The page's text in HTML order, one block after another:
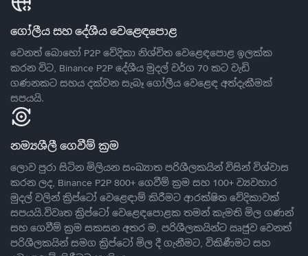
ගෝලීය සහ දේශීය වෙළෙඳපොළ
වෙනත් බොහෝ P2P වේදිකා නිශ්චිත වෙළෙඳපොළ ඉලක්ක
කරන විට, Binance P2P දේශීය මුදල් වර්ග 70 කට වැඩි
ගණනකට සහය දක්වන සැබෑ ගෝලීය වෙළෙඳ අත්දැකීමක්
සපයයි.
නම්‍යශීලී ගෙවීම් ක්‍රම
ලොව පුරා සිටින මිලියන සංඛ්‍යාත පරිශීලකයින් විසින් විශ්වාස
කරන ලද, Binance P2P 800+ ගෙවීම් ක්‍රම සහ 100+ ව්‍යවහාර
මුදල් වලින් ක්‍රිප්ටෝ වෙළෙඳාම් කිරීමට ආරක්ෂිත වේදිකාවක්
සපයයි.විවෘත ක්‍රිප්ටෝ වෙළෙඳපොළක තමන් කැමති මිල ගණන්
සහ ගෙවීම් ක්‍රම සකසන අතර ම, පරිශීලකයින්ට ඍජුව වෙනත්
පරිශීලකයින් සමග ක්‍රිප්ටෝ මිල දී ගැනීමට, විකිණීමට සහ